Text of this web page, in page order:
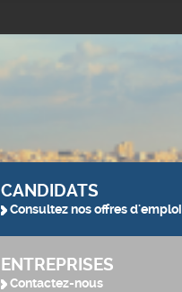
CANDIDATS
Consultez nos offres d'emploi
ENTREPRISES
Contactez-nous